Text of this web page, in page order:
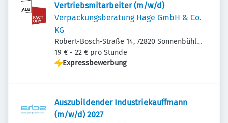
Vertriebsmitarbeiter (m/w/d)
Verpackungsberatung Hage GmbH & Co.
KG
Robert-Bosch-Straße 14, 72820 Sonnenbühl,
Deutschland
19 € - 22 € pro Stunde
Expressbewerbung
Auszubildender Industriekauffmann
(m/w/d) 2027